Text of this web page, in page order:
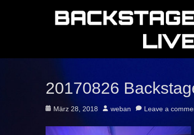
20170826
Posted
März 28, 2018 Author
weban Leave a